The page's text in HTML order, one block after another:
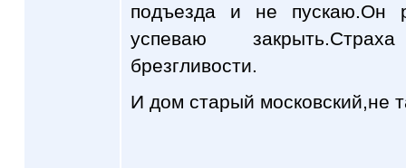
подъезда и не пускаю.Он
успеваю
брезгливости.
И дом старый московский,не